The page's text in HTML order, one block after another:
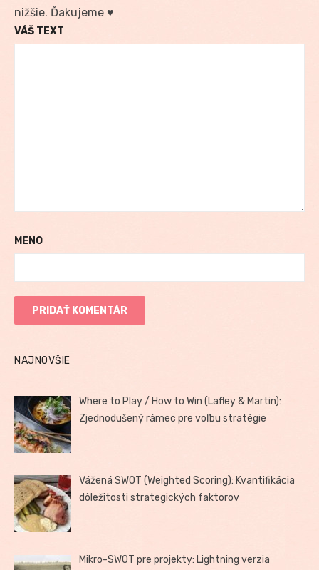
nižšie. Ďakujeme ♥
VÁŠ TEXT
MENO
NAJNOVŠIE
Where to Play / How to Win (Lafley & Martin):
Zjednodušený rámec pre voľbu stratégie
Vážená SWOT (Weighted Scoring): Kvantifikácia
dôležitosti strategických faktorov
Mikro-SWOT pre projekty: Lightning verzia